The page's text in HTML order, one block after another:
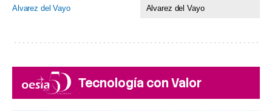
Alvarez del Vayo Alvarez del Vayo
Tecnología con Valor